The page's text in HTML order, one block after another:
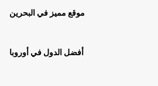
موقع مميز في البحرين
أفضل الدول في أوروبا